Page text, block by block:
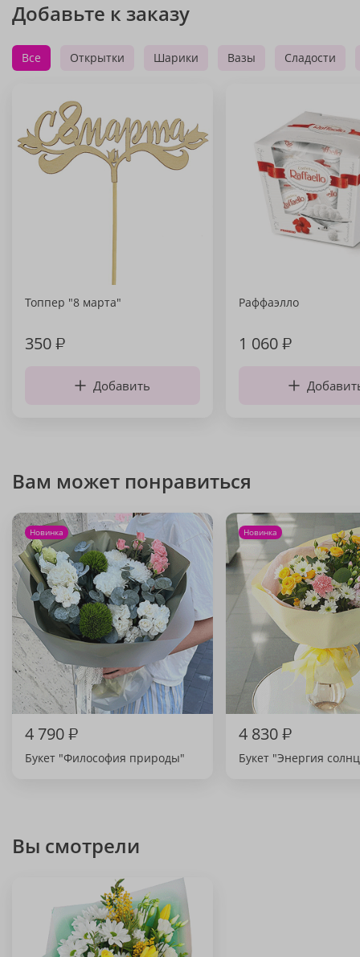
Добавьте к заказу
Все Открытки Шарики Вазы Сладости
Топпер "8 марта"
350₽
Добавить
Раффаэлло
1 060₽
Вам может понравиться
Новинка
4 790₽
Букет "Философия природы"
Новинка
4 830₽
Букет "Энергия
Вы смотрели